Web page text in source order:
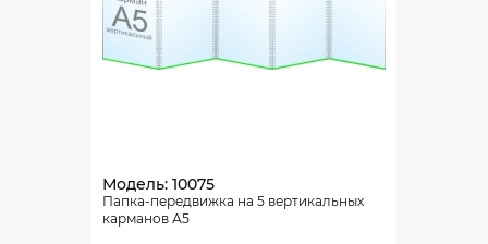
Модель: 10075
Папка-передвижка на 5 вертикальных
карманов А5